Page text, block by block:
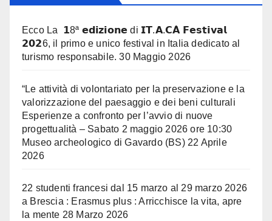
Ecco La 𝟭8ª 𝗲𝗱𝗶𝘇𝗶𝗼𝗻𝗲 di 𝗜𝗧.𝗔.𝗖𝗔̀ 𝗙𝗲𝘀𝘁𝗶𝘃𝗮𝗹
𝟮𝟬𝟮6, il primo e unico festival in Italia dedicato al
turismo responsabile. 30 Maggio 2026
“Le attività di volontariato per la preservazione e la
valorizzazione del paesaggio e dei beni culturali
Esperienze a confronto per l’avvio di nuove
progettualità – Sabato 2 maggio 2026 ore 10:30
Museo archeologico di Gavardo (BS) 22 Aprile
2026
22 studenti francesi dal 15 marzo al 29 marzo 2026
a Brescia : Erasmus plus : Arricchisce la vita, apre
la mente 28 Marzo 2026